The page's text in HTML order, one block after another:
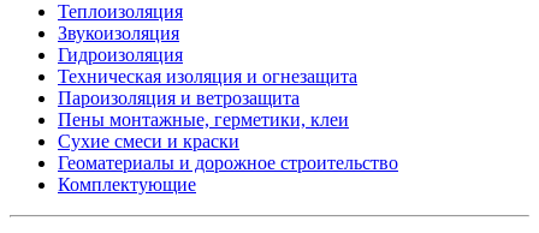
Теплоизоляция
Звукоизоляция
Гидроизоляция
Техническая изоляция и огнезащита
Пароизоляция и ветрозащита
Пены монтажные, герметики, клеи
Сухие смеси и краски
Геоматериалы и дорожное строительство
Комплектующие